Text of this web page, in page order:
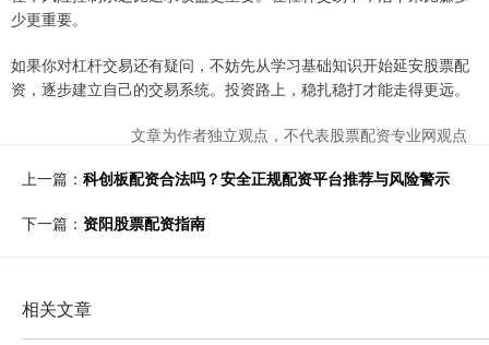
少更重要。
如果你对杠杆交易还有疑问，不妨先从学习基础知识开始延安股票配
资，逐步建立自己的交易系统。投资路上，稳扎稳打才能走得更远。
文章为作者独立观点，不代表股票配资专业网观点
上一篇： 科创板配资合法吗？安全正规配资平台推荐与风险警示
下一篇： 资阳股票配资指南
相关文章